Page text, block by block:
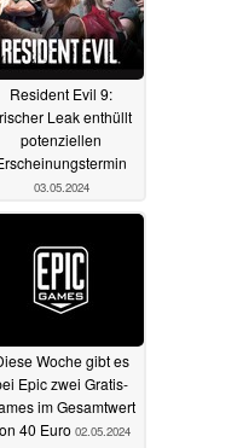
Resident Evil 9:
Leak enthüllt
potenziellen
03.05.2024
Woche gibt es
Epic zwei Gratis-
im Gesamtwert
40 Euro 02.05.2024